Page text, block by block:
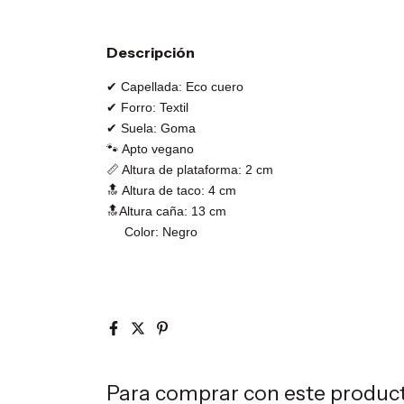
Descripción
✔ Capellada: Eco cuero
✔ Forro: Textil
✔ Suela: Goma
🐾 Apto vegano
📏 Altura de plataforma: 2 cm
🔝 Altura de taco: 4 cm
🔝Altura caña: 13 cm
Color: Negro
Para comprar con este